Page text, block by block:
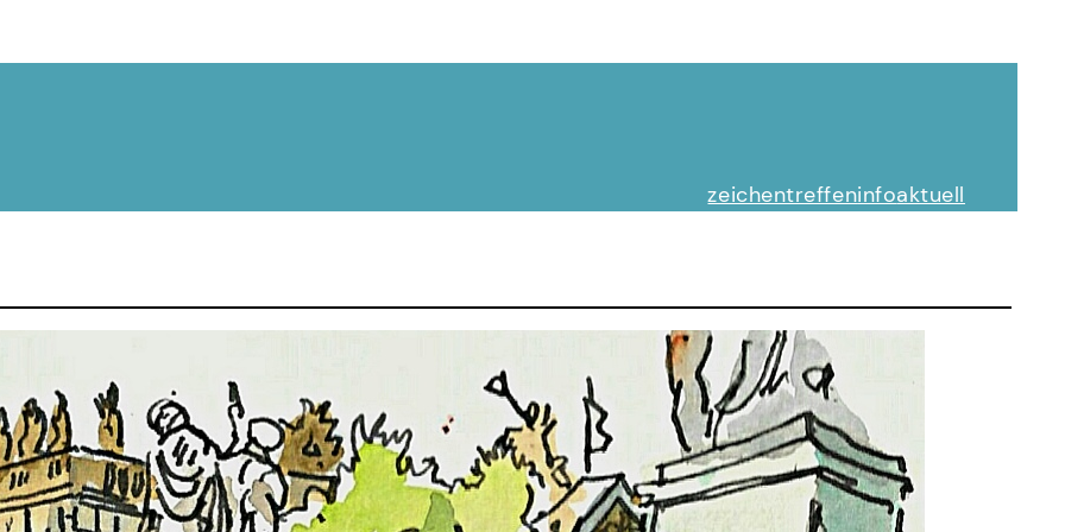
zeichentreffeninfoaktuell